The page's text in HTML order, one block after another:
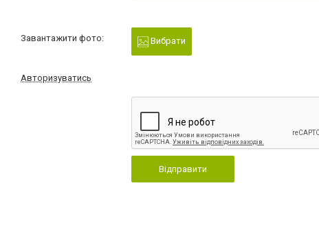
Завантажити фото: Вибрати
Авторизуватись
Відправити